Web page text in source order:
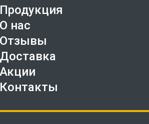
Продукция
О нас
Отзывы
Доставка
Акции
Контакты